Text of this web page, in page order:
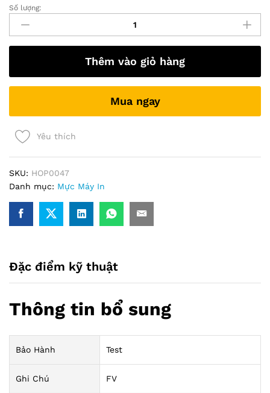
Hộp
mực
Brother
TN-
hộp
đỏ)
Số lượng:
Thêm vào giỏ hàng
Mua ngay
Yêu thích
SKU: HOP0047
Danh mục: Mực Máy In
Đặc điểm kỹ thuật
Thông tin bổ sung
Bảo Hành Test
Ghi Chú FV